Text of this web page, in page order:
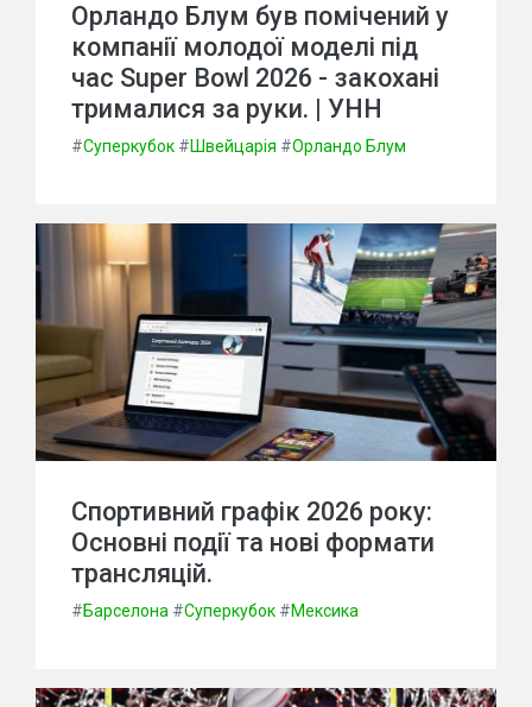
Орландо Блум був помічений у
компанії молодої моделі під
час Super Bowl 2026 - закохані
трималися за руки. | УНН
#Суперкубок #Швейцарія #Орландо Блум
Спортивний графік 2026 року:
Основні події та нові формати
трансляцій.
#Барселона #Суперкубок #Мексика